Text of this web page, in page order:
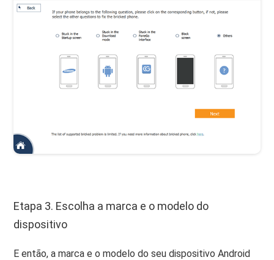
Etapa 3. Escolha a marca e o modelo do
dispositivo
E então, a marca e o modelo do seu dispositivo Android